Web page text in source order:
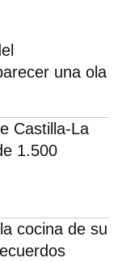
una ola
Castilla-La
1.500
cocina de su